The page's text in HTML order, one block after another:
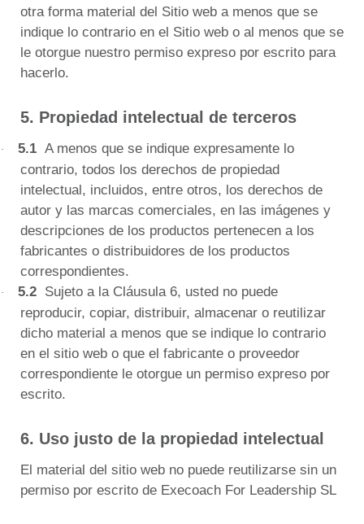
otra forma material del Sitio web a menos que se
indique lo contrario en el Sitio web o al menos que se
le otorgue nuestro permiso expreso por escrito para
hacerlo.
5. Propiedad intelectual de terceros
· 5.1 A menos que se indique expresamente lo
contrario, todos los derechos de propiedad
intelectual, incluidos, entre otros, los derechos de
autor y las marcas comerciales, en las imágenes y
descripciones de los productos pertenecen a los
fabricantes o distribuidores de los productos
correspondientes.
· 5.2 Sujeto a la Cláusula 6, usted no puede
reproducir, copiar, distribuir, almacenar o reutilizar
dicho material a menos que se indique lo contrario
en el sitio web o que el fabricante o proveedor
correspondiente le otorgue un permiso expreso por
escrito.
6. Uso justo de la propiedad intelectual
El material del sitio web no puede reutilizarse sin un
permiso por escrito de Execoach For Leadership SL